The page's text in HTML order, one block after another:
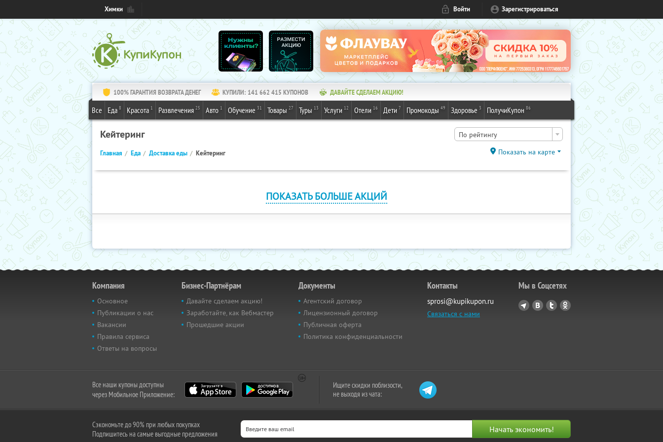
Химки Войти Зарегистрироваться
100% ГАРАНТИЯ ВОЗВРАТА ДЕНЕГ КУПИЛИ: 141 662 415 КУПОНОВ ДАВАЙТЕ СДЕЛАЕМ АКЦИЮ!
Все Еда 8 Красота 1 Развлечения 25 Авто 1 Обучение 31 Товары 27 Туры 13 Услуги 12 Отели 16 Дети 7 Промокоды 49 Здоровье 3 ПолучиКупон 86
Кейтеринг По рейтингу
Главная Еда Доставка еды Кейтеринг Показать на карте
ПОКАЗАТЬ БОЛЬШЕ АКЦИЙ
Компания
Основное
Публикации о нас
Вакансии
Правила сервиса
Ответы на вопросы
Бизнес-Партнёрам
Давайте сделаем акцию!
Заработайте, как Вебмастер
Прошедшие акции
Документы
Агентский договор
Лицензионный договор
Публичная оферта
Политика конфиденциальности
Контакты
sprosi@kupikupon.ru
Связаться с нами
Мы в Соцсетях
Все наши купоны доступны
через Мобильное Приложение:
Ищите скидки поблизости,
не выходя из чата:
Сэкономьте до 90% при любых покупках
Подпишитесь на самые выгодные предложения